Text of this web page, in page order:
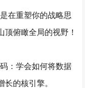
在重塑你的战略思
俯瞰全局的视野！
： 学会如何将数据
的核引擎。